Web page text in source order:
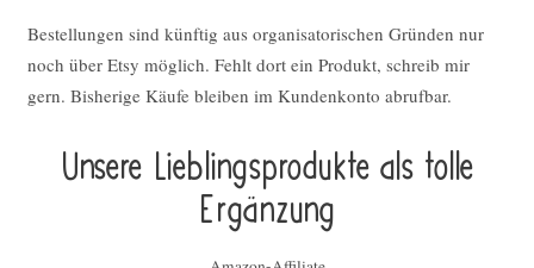
Bestellungen sind künftig aus organisatorischen Gründen nur
noch über Etsy möglich. Fehlt dort ein Produkt, schreib mir
gern. Bisherige Käufe bleiben im Kundenkonto abrufbar.
Unsere Lieblings­pro­duk­te als tolle
Ergän­zung